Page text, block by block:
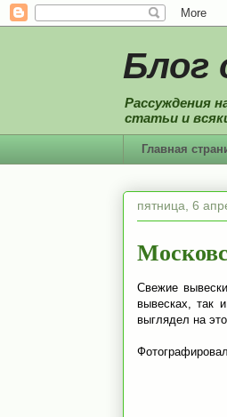
Блог
Рассуждения
статьи и
Главная
пятница, 6
Свежие
вывесках, так
выглядел на